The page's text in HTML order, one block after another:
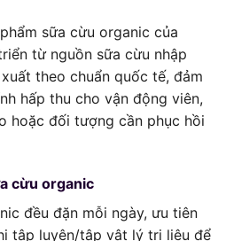
sữa cừu organic của
từ nguồn sữa cừu nhập
theo chuẩn quốc tế, đảm
hấp thu cho vận động viên,
hoặc đối tượng cần phục hồi
cừu organic
đều đặn mỗi ngày, ưu tiên
tập luyện/tập vật lý trị liệu để